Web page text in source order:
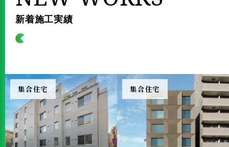
2025.07.05
2025.02.14
取締役退任のお知らせ
新着施工実績
集合住宅 集合住宅